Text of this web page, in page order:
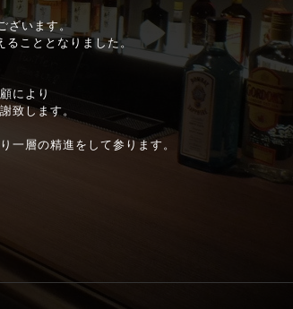
ざいます。
こととなりました。
により
致します。
一層の精進をして参ります。